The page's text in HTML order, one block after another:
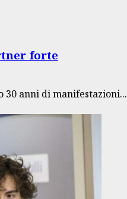
forte
anni di manifestazioni...